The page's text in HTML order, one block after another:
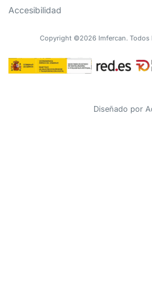
Accesibilidad
Copyright ©2026 Imfercan. Todos
Diseñado por